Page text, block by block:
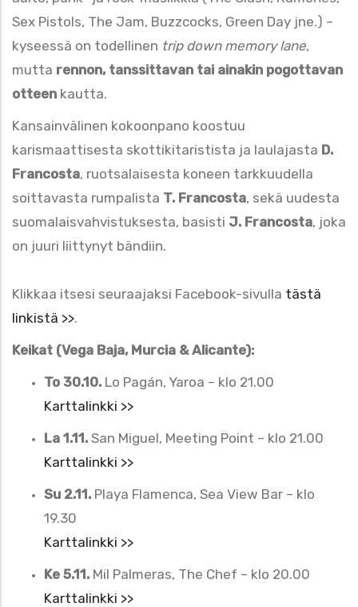
Sex Pistols, The Jam, Buzzcocks, Green Day jne.) –
kyseessä on todellinen trip down memory lane,
mutta rennon, tanssittavan tai ainakin pogottavan
otteen kautta.
Kansainvälinen kokoonpano koostuu
karismaattisesta skottikitaristista ja laulajasta D.
Francosta, ruotsalaisesta koneen tarkkuudella
soittavasta rumpalista T. Francosta, sekä uudesta
suomalaisvahvistuksesta, basisti J. Francosta, joka
on juuri liittynyt bändiin.
Klikkaa itsesi seuraajaksi Facebook-sivulla tästä
linkistä >>.
Keikat (Vega Baja, Murcia & Alicante):
To 30.10. Lo Pagán, Yaroa – klo 21.00
Karttalinkki >>
La 1.11. San Miguel, Meeting Point – klo 21.00
Karttalinkki >>
Su 2.11. Playa Flamenca, Sea View Bar – klo
19.30
Karttalinkki >>
Ke 5.11. Mil Palmeras, The Chef – klo 20.00
Karttalinkki >>